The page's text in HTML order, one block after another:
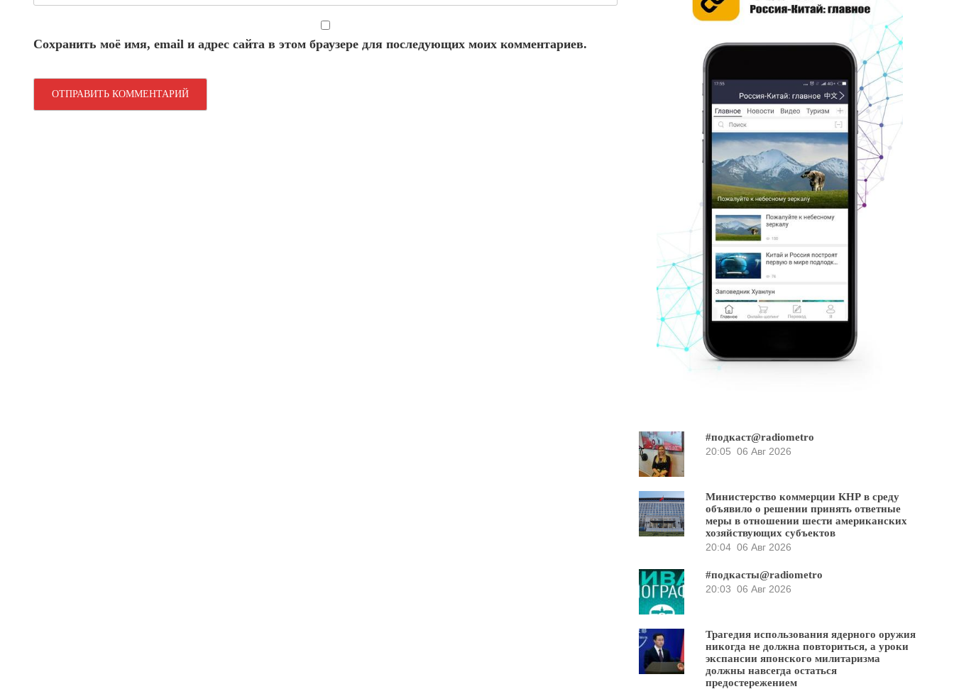
Сохранить моё имя, email и адрес сайта в этом браузере для последующих моих комментариев.
#подкаст@radiometro
20:05 06 Авг 2026
Министерство коммерции КНР в среду
объявило о решении принять ответные
меры в отношении шести американских
хозяйствующих субъектов
20:04 06 Авг 2026
#подкасты@radiometro
20:03 06 Авг 2026
Трагедия использования ядерного оружия
никогда не должна повториться, а уроки
экспансии японского милитаризма
должны навсегда остаться
предостережением